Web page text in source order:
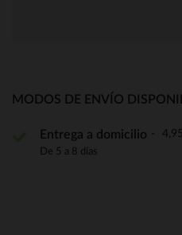
MODOS DE ENVÍO
Entrega a domicilio
De 5 a 8 días